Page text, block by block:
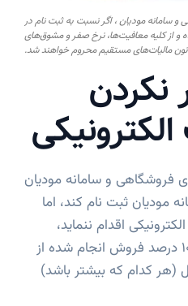
و سامانه مودیان ، اگر نسبت به ثبت نام در
و از کلیه معافیت‌ها، نرخ صفر و مشوق‌های
مالیات‌های مستقیم محروم خواهند شد.
نکردن
های فروشگاهی و سامانه مودیان
مودیان ثبت نام کند، اما
اقدام ننماید،
مشمول جریمه‌ای به میزان 10 درصد فروش انجام شده از
میلیون ریال (هر کدام که بیشتر باشد)